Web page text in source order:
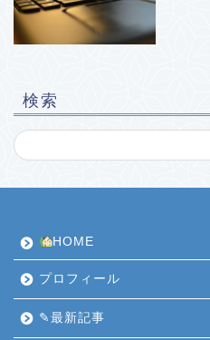
検索
HOME
プロフィール
✎最新記事